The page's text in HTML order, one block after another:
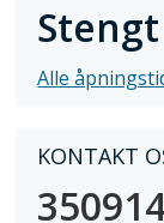
Stengt
Alle
KONTAKT